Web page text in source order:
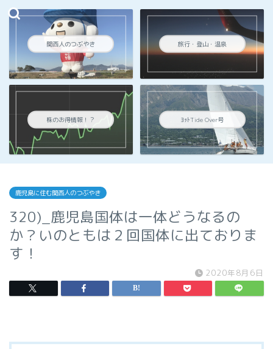
関西人のつぶやき 旅行・登山・温泉
株のお得情報！？ ﾖｯﾄTide Over号
鹿児島に住む関西人のつぶやき
320)_鹿児島国体は一体どうなるの
か？いのともは２回国体に出ておりま
す！
2020年8月6日